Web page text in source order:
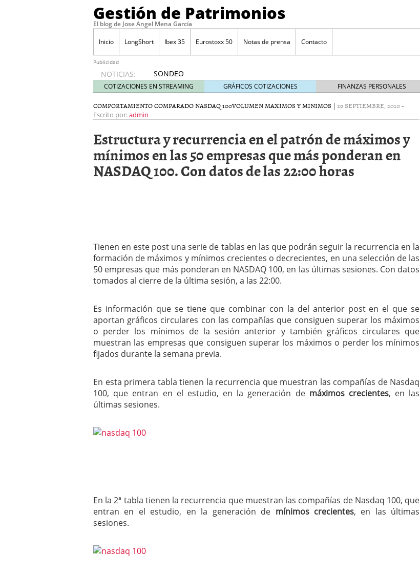
Gestión de Patrimonios
El blog de Jose Angel Mena García
Inicio LongShort Ibex 35 Eurostoxx 50 Notas de prensa Contacto
Publicidad
NOTICIAS:
SONDEO
IBEX35.
ACCESO
A LA
TODOS
LOS
VALORES
IBEX35
Catalejo sobre IBEX35. SISM?METROS. Prosiguen a la baja desde el 13/mayo
y a?n tienen recorrido adicional mayo 24, 2013
CATALEJO SOBRE IBEX35. TERMOMETROS. Aún con recorrido a la baja para
alcanzar la zona de sobreventa y entonces si se podría apostar por un
COTIZACIONES EN STREAMING GRÁFICOS COTIZACIONES FINANZAS PERSONALES
COMPORTAMIENTO COMPARADO NASDAQ 100VOLUMEN MAXIMOS Y MINIMOS | 29 SEPTIEMBRE, 2010-
Escrito por:admin
Estructura y recurrencia en el patrón de máximos y
mínimos en las 50 empresas que más ponderan en
NASDAQ 100. Con datos de las 22:00 horas
Tienen en este post una serie de tablas en las que podrán seguir la recurrencia en la
formación de máximos y mínimos crecientes o decrecientes, en una selección de las
50 empresas que más ponderan en NASDAQ 100, en las últimas sesiones. Con datos
tomados al cierre de la última sesión, a las 22:00.
Es información que se tiene que combinar con la del anterior post en el que se
aportan gráficos circulares con las compañías que consiguen superar los máximos
o perder los mínimos de la sesión anterior y también gráficos circulares que
muestran las empresas que consiguen superar los máximos o perder los mínimos
fijados durante la semana previa.
En esta primera tabla tienen la recurrencia que muestran las compañías de Nasdaq
100, que entran en el estudio, en la generación de máximos crecientes, en las
últimas sesiones.
En la 2ª tabla tienen la recurrencia que muestran las compañías de Nasdaq 100, que
entran en el estudio, en la generación de mínimos crecientes, en las últimas
sesiones.